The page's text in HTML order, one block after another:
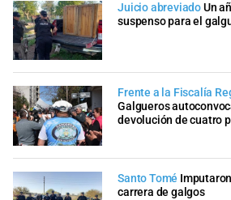
Juicio abreviadoUn
suspenso para el
Frente a la Fiscalía
Galgueros
devolución de cuatro
Santo Tomé
carrera de galgos